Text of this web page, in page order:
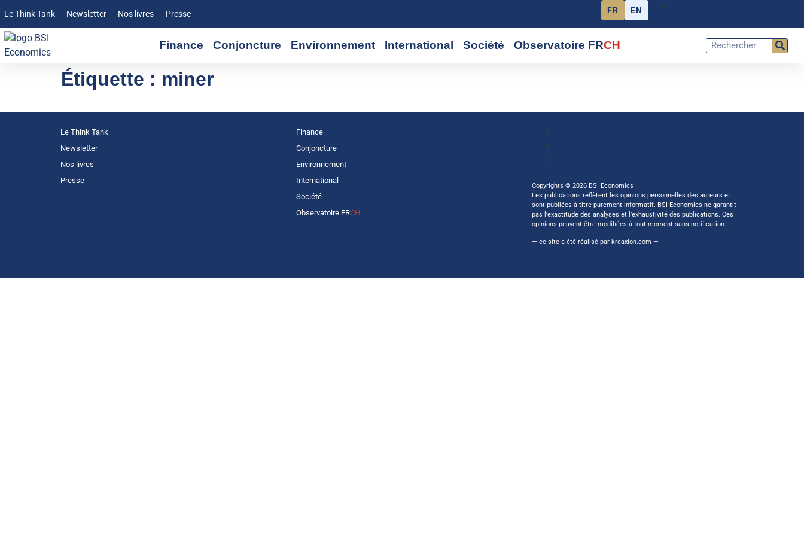
Le Think Tank Newsletter Nos livres Presse FR EN
Finance Conjoncture Environnement International Société Observatoire FRCH
Étiquette : miner
Le Think Tank
Newsletter
Nos livres
Presse
Finance
Conjoncture
Environnement
International
Société
Observatoire FRCH
Copyrights © 2026 BSI Economics
Les publications reflètent les opinions personnelles des auteurs et
sont publiées à titre purement informatif. BSI Economics ne garantit
pas l’exactitude des analyses et l’exhaustivité des publications. Ces
opinions peuvent être modifiées à tout moment sans notification.
— ce site a été réalisé par kreaxion.com —